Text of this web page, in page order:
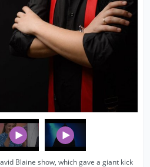
Blaine show, which gave a giant kick